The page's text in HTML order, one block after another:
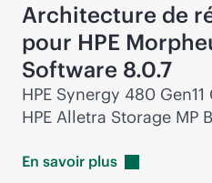
Architecture de
pour HPE
Software 8.0.7
HPE Synergy 480
HPE Alletra Storage MP
En savoir plus